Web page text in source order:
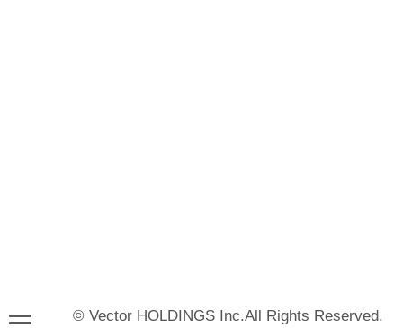
© Vector HOLDINGS Inc.All Rights Reserved.